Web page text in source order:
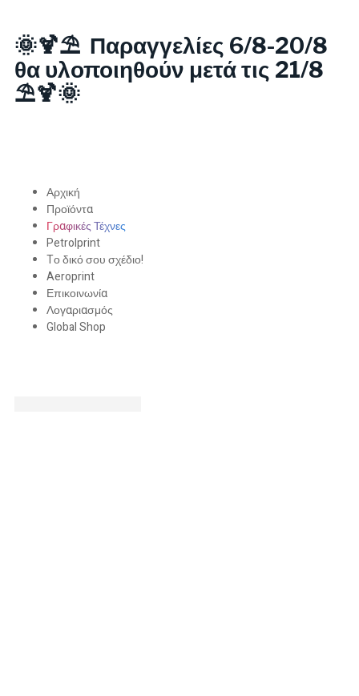
🌞🍹⛱️ Παραγγελίες 6/8-20/8
θα υλοποιηθούν μετά τις 21/8
⛱️🍹🌞
Αρχική
Προϊόντα
Γραφικές Τέχνες
Petrolprint
Tο δικό σου σχέδιο!
Aeroprint
Επικοινωνία
Λογαριασμός
Global Shop